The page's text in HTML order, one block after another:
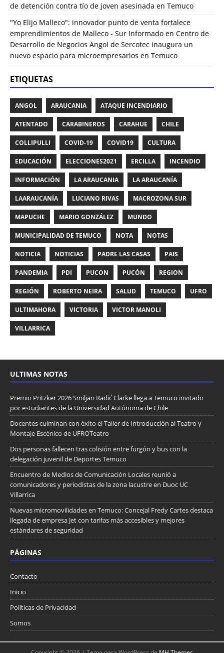
de detención contra tío de joven asesinada en Temuco
"Yo Elijo Malleco": innovador punto de venta fortalece
emprendimientos de Malleco - Sur Informado en Centro de
Desarrollo de Negocios Angol de Sercotec inaugura un
nuevo espacio para microempresarios en Temuco
ETIQUETAS
ANGOL ARAUCANIA ATAQUE INCENDIARIO
ATENTADO CARABINEROS CARAHUE CHILE
COLLIPULLI COVID-19 COVID19 CULTURA
EDUCACIÓN ELECCIONES2021 ERCILLA INCENDIO
INFORMACIÓN LA ARAUCANIA LA ARAUCANÍA
LAARAUCANÍA LUCIANO RIVAS MACROZONA SUR
MAPUCHE MARIO GONZÁLEZ MUNDO
MUNICIPALIDAD DE TEMUCO NOTA NOTAS
NOTICIA NOTICIAS PADRE LAS CASAS PAIS
PANDEMIA PDI PUCON PUCÓN REGION
REGIÓN ROBERTO NEIRA SALUD TEMUCO UFRO
ULTIMAHORA VICTORIA VICTOR MANOLI
VILLARRICA
ULTIMAS NOTAS
Premio Pritzker 2026 Smiljan Radić Clarke llega a Temuco invitado
por estudiantes de la Universidad Autónoma de Chile
Docentes culminan con éxito el Taller de Introducción al Teatro y
Montaje Escénico de UFROTeatro
Dos personas fallecen tras colisión entre furgón y bus con la
delegación juvenil de Deportes Temuco
Encuentro de Medios de Comunicación Locales reunió a
comunicadores y periodistas de la zona lacustre en Duoc UC
Villarrica
Nuevas micromovilidades en Temuco: Concejal Fredy Cartes destaca
llegada de empresa Jet con tarifas más accesibles y mejores
estándares de seguridad
PÁGINAS
Contacto
Inicio
Políticas de Privacidad
Somos